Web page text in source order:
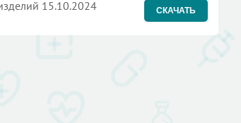
15.10.2024 СКАЧАТЬ